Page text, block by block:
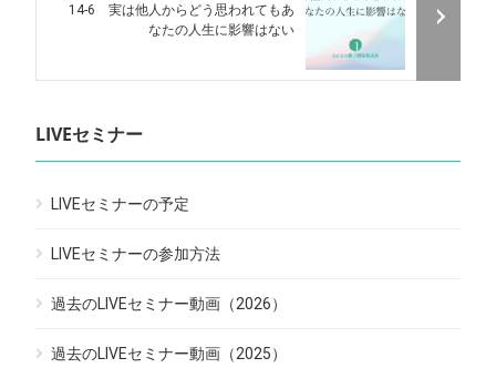
14-6 実は他人からどう思われてもあ
なたの人生に影響はない
LIVEセミナー
LIVEセミナーの予定
LIVEセミナーの参加方法
過去のLIVEセミナー動画（2026）
過去のLIVEセミナー動画（2025）